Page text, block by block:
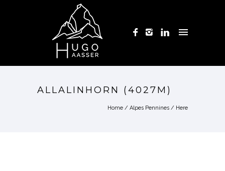
ALLALINHORN (4027M)
Home / Alpes Pennines / Here